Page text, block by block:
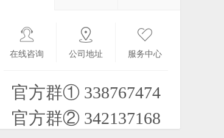
S60V3自制漫画阅读器再次更新
2021-02-06
收集到的所有电子书（3）
2025-01-22
在线咨询 公司地址 服务中心
官方群① 338767474
官方群② 342137168